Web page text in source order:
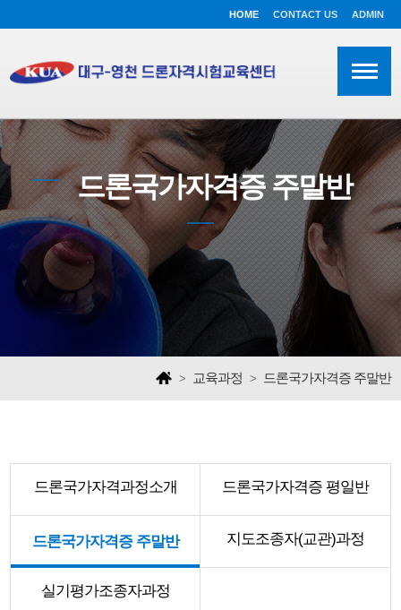
HOME CONTACT US ADMIN
드론국가자격증 주말반
> 교육과정 > 드론국가자격증 주말반
드론국가자격과정소개 드론국가자격증 평일반
드론국가자격증 주말반 지도조종자(교관)과정
실기평가조종자과정